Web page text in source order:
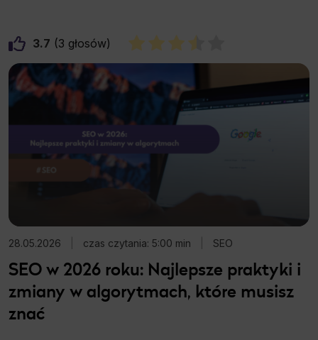
3.7 3
28.05.2026 czas czytania: 5:00 min SEO
SEO w 2026 roku: Najlepsze praktyki i
zmiany w algorytmach, które musisz
znać